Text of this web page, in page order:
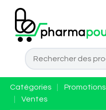
Catégories Promotions
Ventes